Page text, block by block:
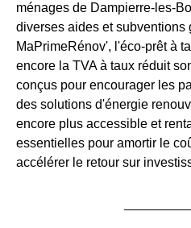
ménages de Dampierre-les-
diverses aides et subventions
MaPrimeRénov', l'éco-prêt à
encore la TVA à taux réduit
conçus pour encourager les
des solutions d'énergie
encore plus accessible et
essentielles pour amortir le
accélérer le retour sur